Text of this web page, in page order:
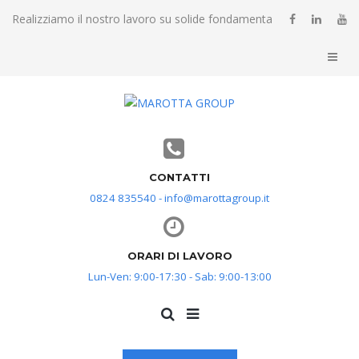
Realizziamo il nostro lavoro su solide fondamenta
CONTATTI
0824 835540 - info@marottagroup.it
ORARI DI LAVORO
Lun-Ven: 9:00-17:30 - Sab: 9:00-13:00